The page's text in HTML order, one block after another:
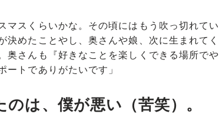
マスくらいかな。その頃にはもう吹っ切れてい
めたことやし、奥さんや娘、次に生まれてく
奥さんも『好きなことを楽しくできる場所でや
ートでありがたいです」
は、僕が悪い（苦笑）。